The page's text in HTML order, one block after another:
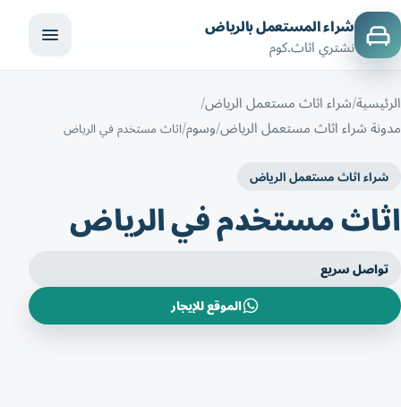
شراء المستعمل بالرياض
نشتري اثاث.كوم
الرئيسية شراء اثاث مستعمل الرياض
مدونة شراء اثاث مستعمل الرياض وسوم اثاث مستخدم في الرياض
شراء اثاث مستعمل الرياض
اثاث مستخدم في الرياض
تواصل سريع
الموقع للإيجار